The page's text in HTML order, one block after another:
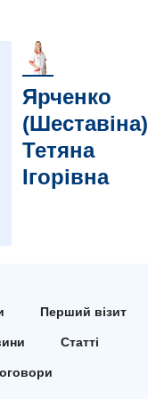
Ярченко
(Шеставіна)
Тетяна
Ігорівна
Перший візит
Статті